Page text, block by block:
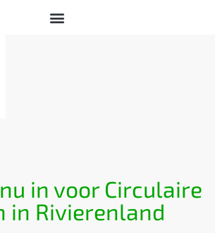
in voor Circulaire
in Rivierenland